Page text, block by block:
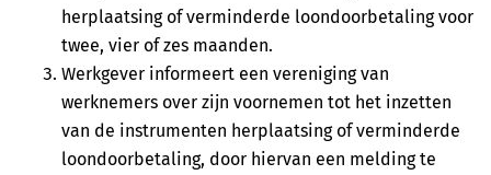
herplaatsing of verminderde loondoorbetaling voor
twee, vier of zes maanden.
Werkgever informeert een vereniging van
werknemers over zijn voornemen tot het inzetten
van de instrumenten herplaatsing of verminderde
loondoorbetaling, door hiervan een melding te